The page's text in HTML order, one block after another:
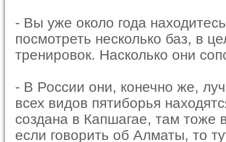
- Вы уже около года
посмотреть несколько баз, в
тренировок. Насколько они
- В России они, конечно же,
всех видов пятиборья
создана в Капшагае, там тоже
если говорить об Алматы, то